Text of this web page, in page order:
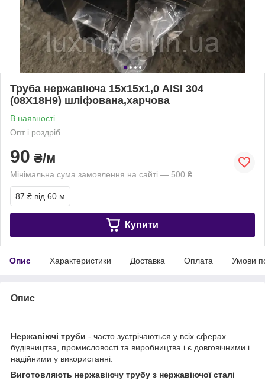
Труба нержавіюча 15х15х1,0 AISI 304
(08Х18Н9) шліфована,харчова
В наявності
Опт і роздріб
90 ₴/м
Мінімальна сума замовлення на сайті — 500 ₴
87 ₴ від 60 м
Купити
Опис Характеристики Доставка Оплата Умови
Опис
Нержавіючі труби - часто зустрічаються у всіх сферах
будівництва, промисловості та виробництва і є довговічними і
надійними у використанні.
Виготовляють нержавіючу трубу з нержавіючої сталі